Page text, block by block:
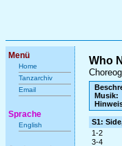
Menü
Home
Tanzarchiv
Email
Sprache
English
Who
Musik:
S1:
1-2
3-4